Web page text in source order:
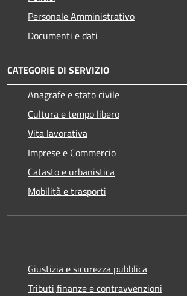
Personale Amministrativo
Documenti e dati
CATEGORIE DI SERVIZIO
Anagrafe e stato civile
Cultura e tempo libero
Vita lavorativa
Imprese e Commercio
Catasto e urbanistica
Mobilità e trasporti
Giustizia e sicurezza pubblica
Tributi,finanze e contravvenzioni